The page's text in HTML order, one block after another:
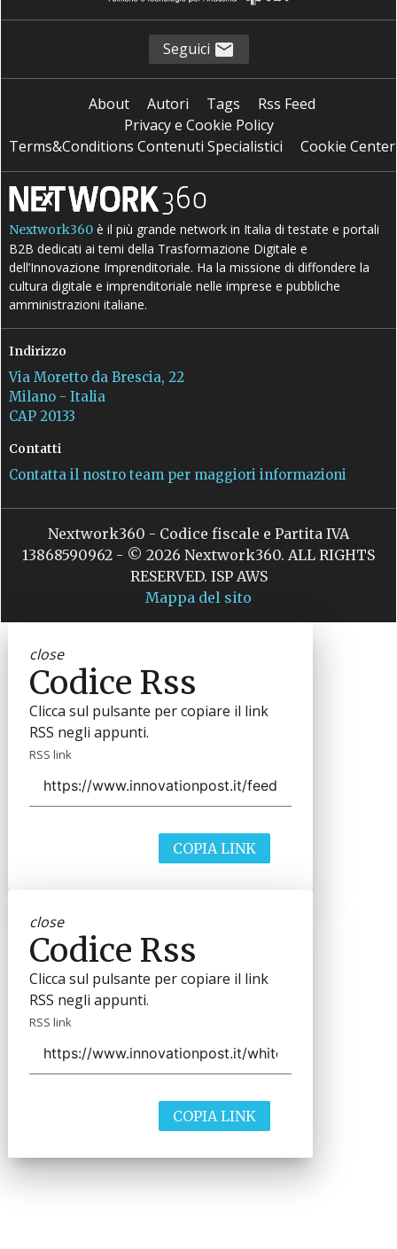
Seguici
About Autori Tags
Rss Feed
Privacy e Cookie Policy
Terms&Conditions Contenuti Specialistici
Cookie Center
Nextwork360 è il più grande network in Italia di testate e portali
B2B dedicati ai temi della Trasformazione Digitale e
dell’Innovazione Imprenditoriale. Ha la missione di diffondere la
cultura digitale e imprenditoriale nelle imprese e pubbliche
amministrazioni italiane.
Indirizzo
Via Moretto da Brescia, 22
Milano - Italia
CAP 20133
Contatti
Contatta il nostro team per maggiori informazioni
Nextwork360 - Codice fiscale e Partita IVA
13868590962 - © 2026 Nextwork360. ALL RIGHTS
RESERVED. ISP AWS
Mappa del sito
close
Codice Rss
Clicca sul pulsante per copiare il link
RSS negli appunti.
RSS link
COPIA LINK
close
Codice Rss
Clicca sul pulsante per copiare il link
RSS negli appunti.
RSS link
COPIA LINK